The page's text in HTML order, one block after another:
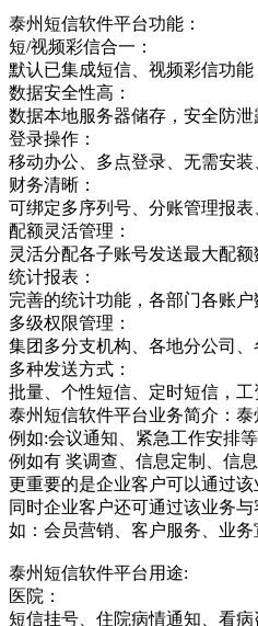
泰州短信软件平台功能：
短/视频彩信合一：
默认已集成短信、视频彩信功能
数据安全性高：
数据本地服务器储存，安全防泄
登录操作：
移动办公、多点登录、无需安装
财务清晰：
可绑定多序列号、分账管理报表
配额灵活管理：
灵活分配各子账号发送最大配额
统计报表：
完善的统计功能，各部门各账户
多级权限管理：
集团多分支机构、各地分公司、
多种发送方式：
批量、个性短信、定时短信，
泰州短信软件平台业务简介：
例如:会议通知、紧急工作安排等
例如有 奖调查、信息定制、信息
更重要的是企业客户可以通过该
同时企业客户还可通过该业务
如：会员营销、客户服务、业务
泰州短信软件平台用途:
医院：
短信挂号、住院病情通知、看病